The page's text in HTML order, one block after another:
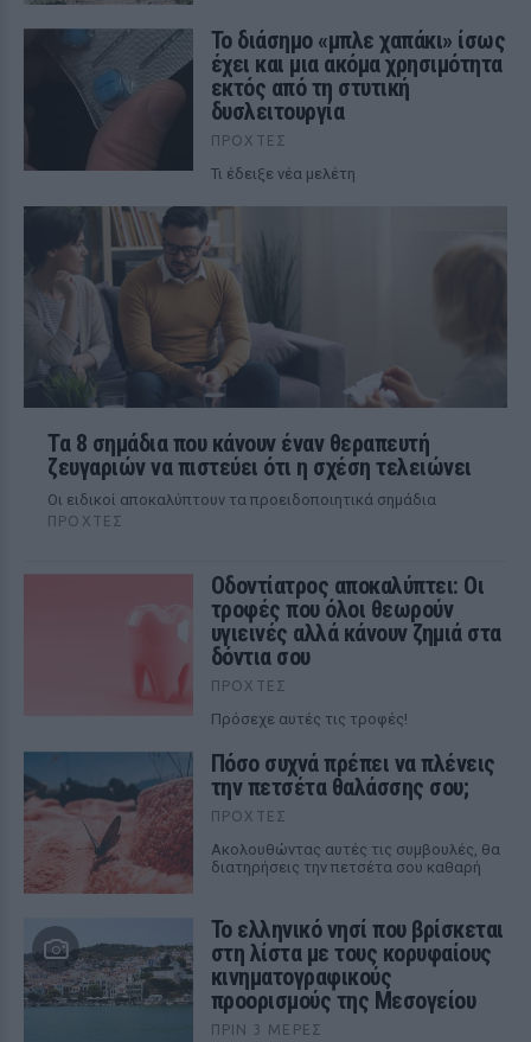
Το διάσημο «μπλε χαπάκι» ίσως
έχει και μια ακόμα χρησιμότητα
εκτός από τη στυτική
δυσλειτουργία
ΠΡΟΧΤΈΣ
Τι έδειξε νέα μελέτη
Τα 8 σημάδια που κάνουν έναν θεραπευτή
ζευγαριών να πιστεύει ότι η σχέση τελειώνει
Οι ειδικοί αποκαλύπτουν τα προειδοποιητικά σημάδια
ΠΡΟΧΤΈΣ
Οδοντίατρος αποκαλύπτει: Οι
τροφές που όλοι θεωρούν
υγιεινές αλλά κάνουν ζημιά στα
δόντια σου
ΠΡΟΧΤΈΣ
Πρόσεχε αυτές τις τροφές!
Πόσο συχνά πρέπει να πλένεις
την πετσέτα θαλάσσης σου;
ΠΡΟΧΤΈΣ
Ακολουθώντας αυτές τις συμβουλές, θα
διατηρήσεις την πετσέτα σου καθαρή
Το ελληνικό νησί που βρίσκεται
στη λίστα με τους κορυφαίους
κινηματογραφικούς
προορισμούς της Μεσογείου
ΠΡΙΝ 3 ΜΈΡΕΣ